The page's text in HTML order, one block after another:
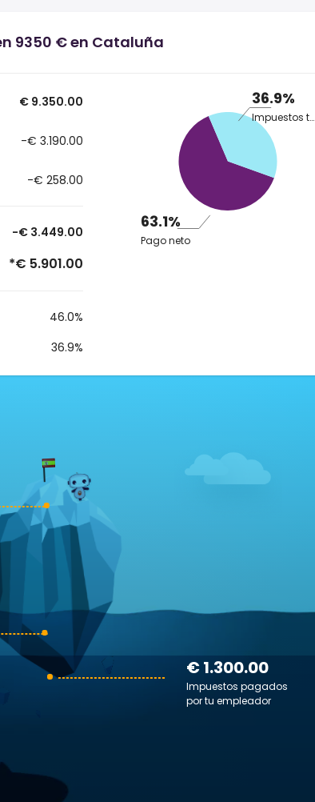
9350 € en Cataluña
€ 9.350.00
-€ 3.190.00
-€ 258.00
-€ 3.449.00
*€ 5.901.00
46.0%
36.9%
36.9%
Impuestos totales
63.1%
Pago neto
€ 1.300.00
Impuestos pagados
por tu empleador